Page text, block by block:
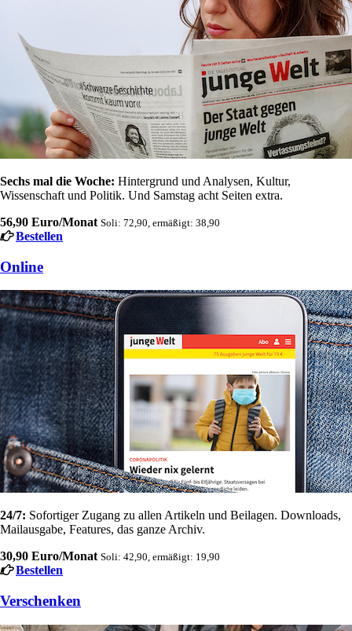
Sechs mal die Woche: Hintergrund und Analysen, Kultur,
Wissenschaft und Politik. Und Samstag acht Seiten extra.
56,90 Euro/Monat Soli: 72,90, ermäßigt: 38,90
Bestellen
Online
24/7: Sofortiger Zugang zu allen Artikeln und Beilagen. Downloads,
Mailausgabe, Features, das ganze Archiv.
30,90 Euro/Monat Soli: 42,90, ermäßigt: 19,90
Bestellen
Verschenken